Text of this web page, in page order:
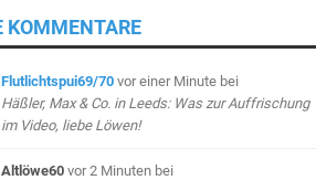
KOMMENTARE
Flutlichtspui69/70 vor einer Minutebei
Häßler, Max & Co. in Leeds: Was zur Auffrischung
im Video, liebe Löwen!
Altlöwe60 vor 2 Minuten bei